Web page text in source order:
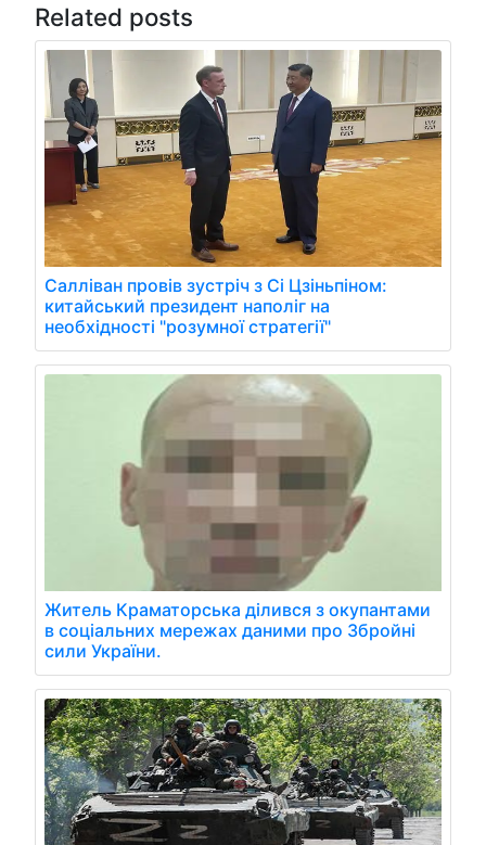
Related posts
Салліван провів зустріч з Сі Цзіньпіном:
китайський президент наполіг на
необхідності "розумної стратегії"
Житель Краматорська ділився з окупантами
в соціальних мережах даними про Збройні
сили України.